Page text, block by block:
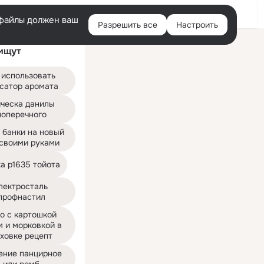
Войти
должен ваш
Разрешить все Настроить
аромата
данилы
на новый
руками
p1635 тойота
с картошкой
и морковкой в
рецепт
панцирное